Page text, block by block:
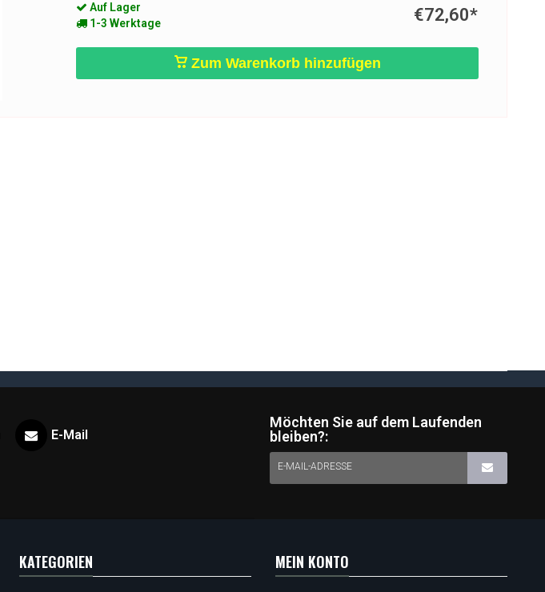
Auf Lager
1-3 Werktage
€72,60*
Zum Warenkorb hinzufügen
E-Mail
Möchten Sie auf dem Laufenden
bleiben?:
E-MAIL-ADRESSE
KATEGORIEN MEIN KONTO